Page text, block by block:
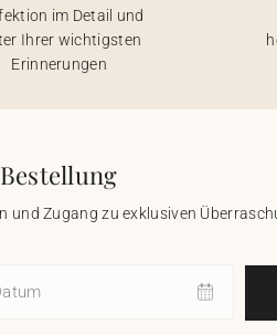
im Detail und
Ihrer wichtigsten
Erinnerungen
und Zugang zu exklusiven